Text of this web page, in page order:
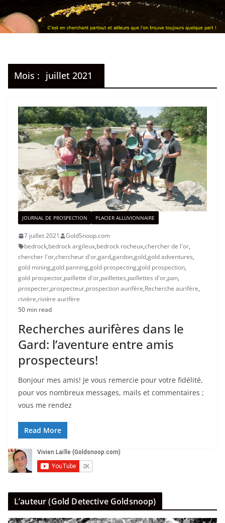
Mois : juillet 2021
JOURNAL DE PROSPECTION PLACIER ALLUVIONNAIRE
7 juillet 2021
GoldSnoop.com
bedrock,bedrock argileux,bedrock rocheux,chercher de l'or,
chercher l'or,chercheur d'or,gard,gardon,gold,gold adventures,
gold mining,gold panning,gold prospecting,gold prospection,
gold prospector,paillette d'or,paillettes,paillettes d'or,pan,
prospecter,prospecteur,prospection aurifère,Recherche aurifère,
rivière,rivière aurifère
50 min read
Recherches aurifères dans le
Gard: l’aventure entre amis
prospecteurs!
Bonjour mes amis! Je vous remercie pour votre fidélité,
pour vos nombreux messages, mails et commentaires ;
vous me rendez
Read More
L’auteur (Gold Detective Goldsnoop)